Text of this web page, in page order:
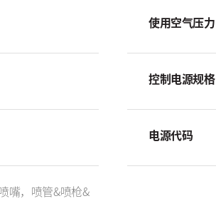
嘴，喷管&喷枪&
使用空气压力
控制电源规格
电源代码